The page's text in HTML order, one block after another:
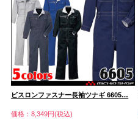
ビスロンファスナー長袖ツナギ 6605…
価格：8,349円(税込)